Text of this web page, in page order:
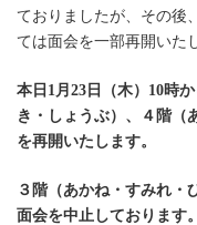
ておりましたが、その後
ては面会を一部再開いた
本日1月23日（木）10時
き・しょうぶ）、４階（
を再開いたします。
３階（あかね・すみれ・
面会を中止しております。